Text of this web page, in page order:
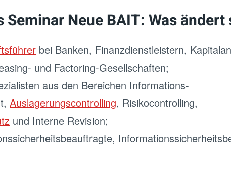
Neue BAIT: Was ändert
bei Banken, Finanzdienstleistern,
und Factoring-Gesellschaften;
aus den Bereichen Informations-
Auslagerungscontrolling, Risikocontrolling,
und Interne Revision;